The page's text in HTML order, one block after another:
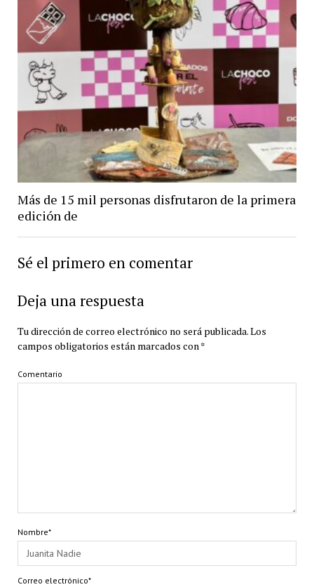
Más de 15 mil personas disfrutaron de la primera
edición de
Sé el primero en comentar
Deja una respuesta
Tu dirección de correo electrónico no será publicada.Los
campos obligatorios están marcados con*
Comentario
Nombre*
Correo electrónico*